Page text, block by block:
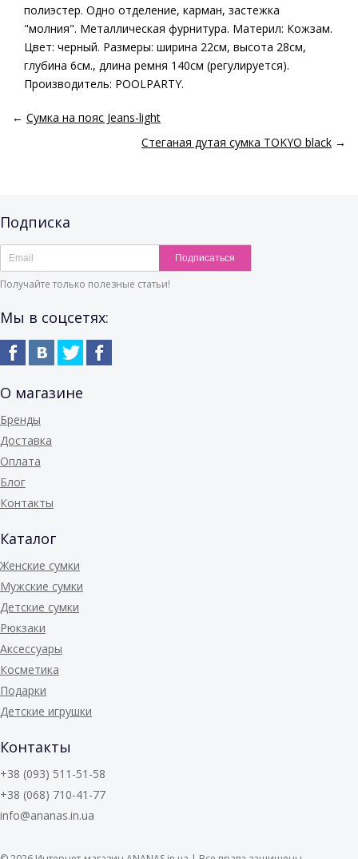
полиэстер. Одно отделение, карман, застежка
"молния". Металлическая фурнитура. Материл: Кожзам.
Цвет: черный. Размеры: ширина 22см, высота 28см,
глубина 6см., длина ремня 140см (регулируется).
Производитель: POOLPARTY.
← Сумка на пояс Jeans-light
Стеганая дутая сумка TOKYO black →
Подписка
Подписаться
Получайте только полезные статьи!
Мы в соцсетях:
О магазине
Бренды
Доставка
Оплата
Блог
Контакты
Каталог
Женские сумки
Мужские сумки
Детские сумки
Рюкзаки
Аксессуары
Косметика
Подарки
Детские игрушки
Контакты
+38 (093) 511-51-58
+38 (068) 710-41-77
info@ananas.in.ua